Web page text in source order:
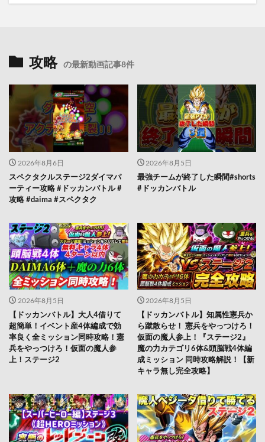
攻略 の最新動画記事8件
2026年8月6日
スペクタクルステージ2ダイマパ
ーティー攻略 #ドッカンバトル #
攻略 #daima #スペクタク
2026年8月5日
最強チームが終了した瞬間#shorts
#ドッカンバトル
2026年8月5日
【ドッカンバトル】大人4借りて
超簡単！イベント産4体編成で効
率良く全ミッション同時攻略！憲
兵をやっつけろ！仮面の魔人参
上！ステージ2
2026年8月5日
【ドッカンバトル】知属性憲兵か
ら蹴散らせ！ 憲兵をやっつけろ！
仮面の魔人参上！『ステージ2』
魔の力カテゴリ6体&頭脳戦4体編
成ミッション 同時攻略解説！【新
キャラ無し完全攻略】